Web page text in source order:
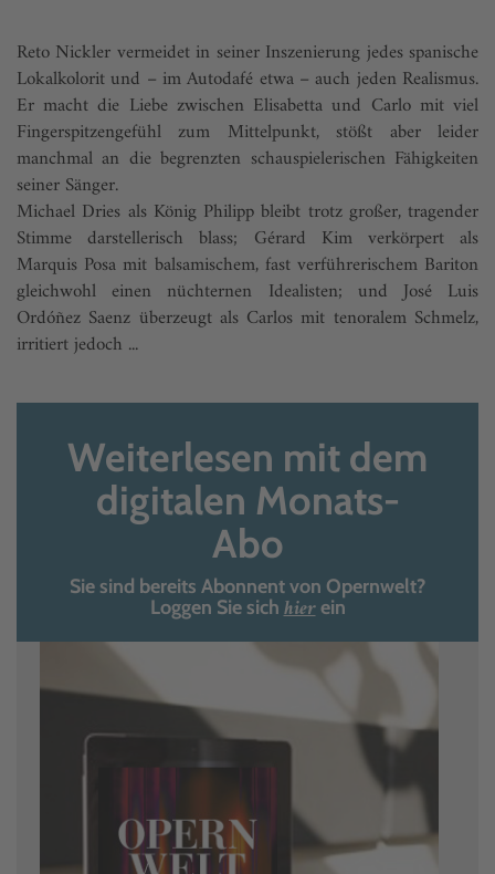
Reto Nickler vermeidet in seiner Inszenierung jedes spanische
Lokalkolorit und – im Autodafé etwa – auch jeden Realismus.
Er macht die Liebe zwischen Elisabetta und Carlo mit viel
Fingerspitzengefühl zum Mittelpunkt, stößt aber leider
manchmal an die begrenzten schauspielerischen Fähigkeiten
seiner Sänger.
Michael Dries als König Philipp bleibt trotz großer, tragender
Stimme darstellerisch blass; Gérard Kim verkörpert als
Marquis Posa mit balsamischem, fast verführerischem Bariton
gleichwohl einen nüchternen Idealisten; und José Luis
Ordóñez Saenz überzeugt als Carlos mit tenoralem Schmelz,
irritiert jedoch ...
Weiterlesen mit dem
digitalen Monats-
Abo
Sie sind bereits Abonnent von Opernwelt?
Loggen Sie sich hierein